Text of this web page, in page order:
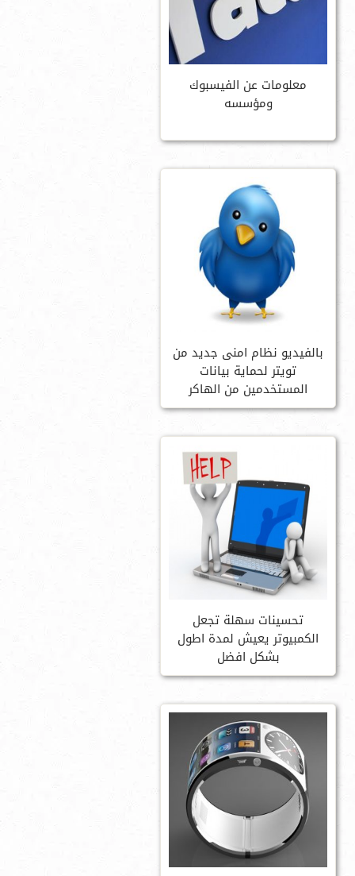
معلومات عن الفيسبوك
ومؤسسه
بالفيديو نظام امنى جديد من
تويتر لحماية بيانات
المستخدمين من الهاكر
تحسينات سهلة تجعل
الكمبيوتر يعيش لمدة اطول
بشكل افضل